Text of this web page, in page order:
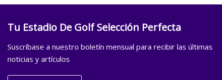
Tu Estadio De Golf Selección Perfecta
Suscríbase a nuestro boletín mensual para recibir las últimas
noticias y artículos